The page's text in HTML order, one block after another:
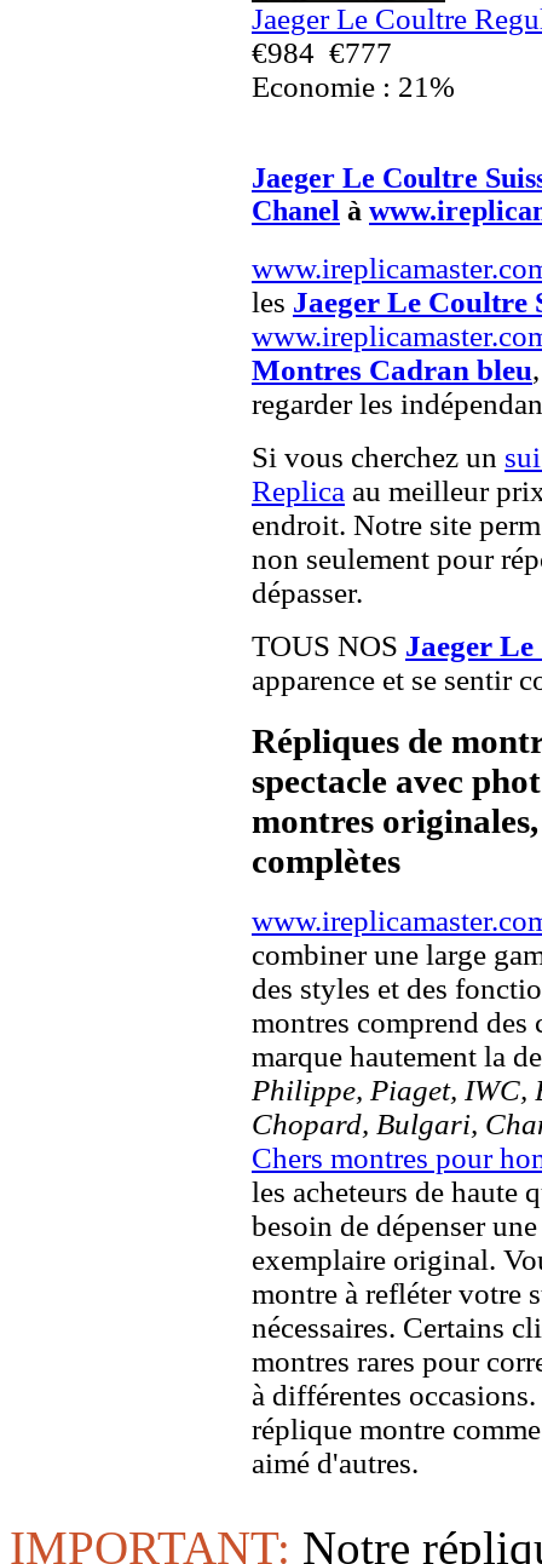
Jaeger Le Coultre
€984 €777
Economie : 21%
Jaeger Le Coultre
Chanel à
les Jaeger Le Coultre
Montres Cadran bleu
regarder les
Si vous cherchez un
Replica au meilleur
endroit. Notre site
non seulement pour
dépasser.
TOUS NOS Jaeger
apparence et se sentir
Répliques de
spectacle avec
montres
complètes
combiner une large
des styles et des
montres comprend des
marque hautement la
Philippe, Piaget, IWC,
Chopard, Bulgari,
Chers montres pour
les acheteurs de haute
besoin de dépenser
exemplaire original.
montre à refléter votre
nécessaires. Certains
montres rares pour
à différentes
réplique montre
aimé d'autres.
IMPORTANT: Notre